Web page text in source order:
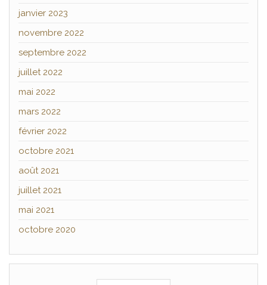
janvier 2023
novembre 2022
septembre 2022
juillet 2022
mai 2022
mars 2022
février 2022
octobre 2021
août 2021
juillet 2021
mai 2021
octobre 2020